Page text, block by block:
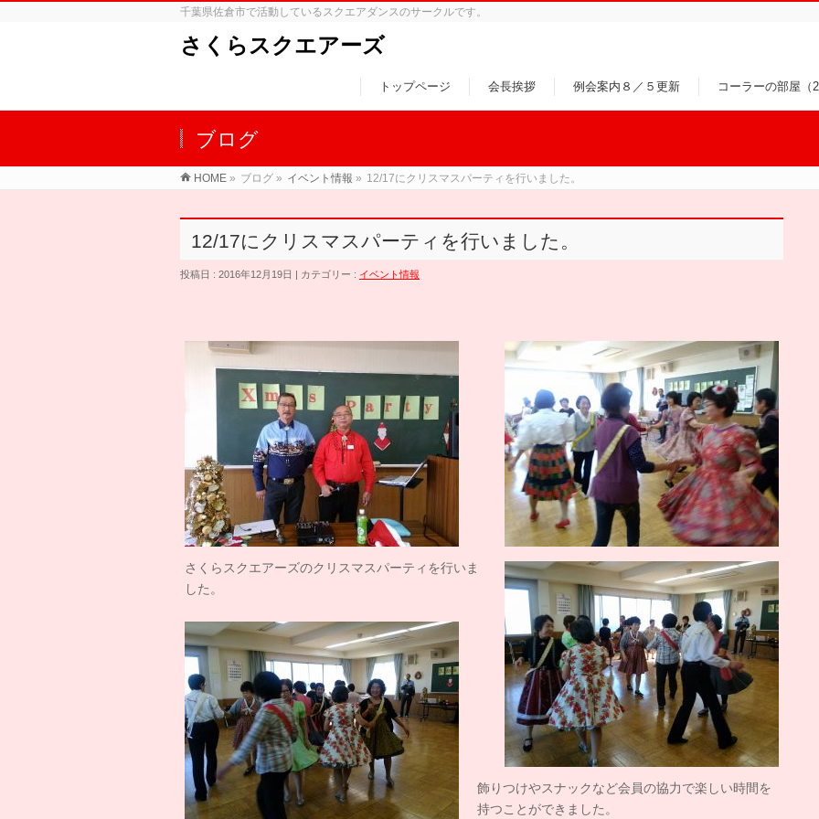
千葉県佐倉市で活動しているスクエアダンスのサークルです。
さくらスクエアーズ
トップページ 会長挨拶 例会案内８／５更新 コーラーの部屋（
ブログ
HOME » ブログ » イベント情報 » 12/17にクリスマスパーティを行いました。
12/17にクリスマスパーティを行いました。
投稿日 : 2016年12月19日 | カテゴリー : イベント情報
さくらスクエアーズのクリスマスパーティを行いま
した。
飾りつけやスナックなど会員の協力で楽しい時間を
持つことができました。